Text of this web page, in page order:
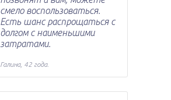
смело воспользоваться.
Есть шанс распрощаться с
долгом с наименьшими
затратами.
Галина, 42 года.